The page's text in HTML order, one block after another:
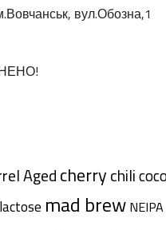
вул.Обозна,1
Agedcherrychili
lactose mad brew NEIPA